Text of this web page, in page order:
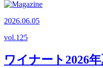
2026.06.05
vol.125
ワイナート2026